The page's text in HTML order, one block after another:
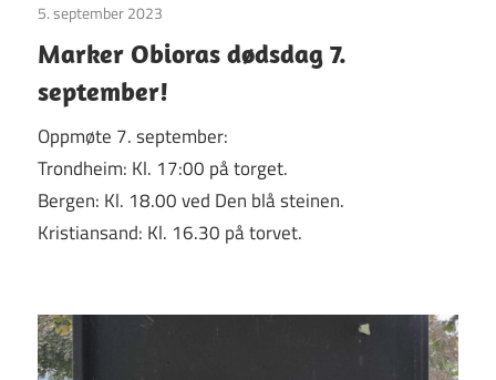
5. september 2023
Marker Obioras dødsdag 7.
september!
Oppmøte 7. september:
Trondheim: Kl. 17:00 på torget.
Bergen: Kl. 18.00 ved Den blå steinen.
Kristiansand: Kl. 16.30 på torvet.